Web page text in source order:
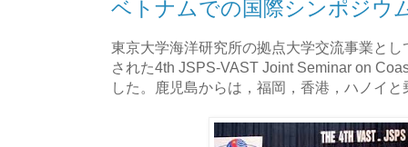
ベトナムでの国際シンポジウ
東京大学海洋研究所の拠点大学交流事業と
された4th JSPS-VAST Joint Seminar on
した。鹿児島からは，福岡，香港，ハノイ